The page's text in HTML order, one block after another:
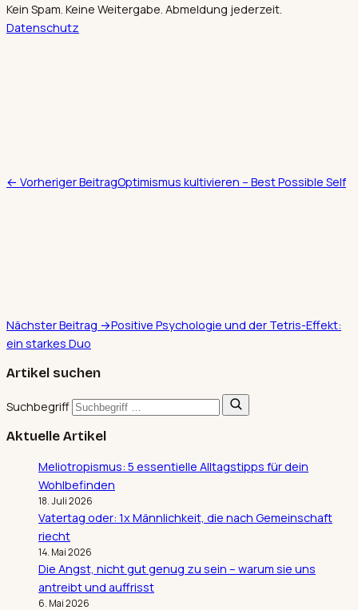
Kein Spam. Keine Weitergabe. Abmeldung jederzeit.
Datenschutz
← Vorheriger BeitragOptimismus kultivieren – Best Possible Self
Nächster Beitrag →Positive Psychologie und der Tetris-Effekt:
ein starkes Duo
Artikel suchen
Suchbegriff
Aktuelle Artikel
Meliotropismus: 5 essentielle Alltagstipps für dein
Wohlbefinden
18. Juli 2026
Vatertag oder: 1x Männlichkeit, die nach Gemeinschaft
riecht
14. Mai 2026
Die Angst, nicht gut genug zu sein – warum sie uns
antreibt und auffrisst
6. Mai 2026